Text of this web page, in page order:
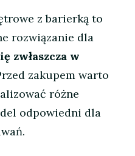
z barierką to
rozwiązanie dla
zwłaszcza w
zakupem warto
różne
odpowiedni dla